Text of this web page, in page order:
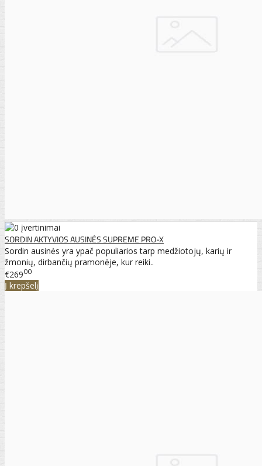
SORDIN AKTYVIOS AUSINĖS SUPREME PRO-X
Sordin ausinės yra ypač populiarios tarp medžiotojų, karių ir
žmonių, dirbančių pramonėje, kur reiki..
€26900
Į krepšelį